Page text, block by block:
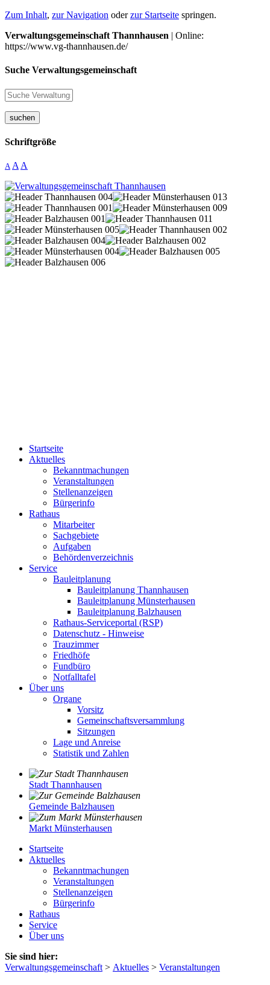
Zum Inhalt, zur Navigation oderzur Startseite springen.
Verwaltungsgemeinschaft Thannhausen | Online:
https://www.vg-thannhausen.de/
Suche Verwaltungsgemeinschaft
suchen
Schriftgröße
A A A
Startseite
Aktuelles
Bekanntmachungen
Veranstaltungen
Stellenanzeigen
Bürgerinfo
Rathaus
Mitarbeiter
Sachgebiete
Aufgaben
Behördenverzeichnis
Service
Bauleitplanung
Bauleitplanung Thannhausen
Bauleitplanung Münsterhausen
Bauleitplanung Balzhausen
Rathaus-Serviceportal (RSP)
Datenschutz - Hinweise
Trauzimmer
Friedhöfe
Fundbüro
Notfalltafel
Über uns
Organe
Vorsitz
Gemeinschaftsversammlung
Sitzungen
Lage und Anreise
Statistik und Zahlen
Stadt Thannhausen
Gemeinde Balzhausen
Markt Münsterhausen
Startseite
Aktuelles
Bekanntmachungen
Veranstaltungen
Stellenanzeigen
Bürgerinfo
Rathaus
Service
Über uns
Sie sind hier:
Verwaltungsgemeinschaft > Aktuelles > Veranstaltungen